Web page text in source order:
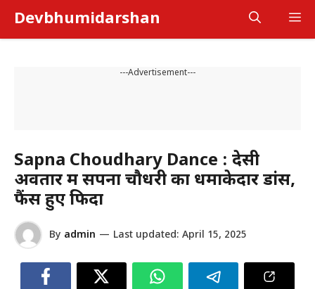
content
Devbhumidarshan
---Advertisement---
Sapna Choudhary Dance : देसी
अवतार में सपना चौधरी का धमाकेदार डांस,
फैंस हुए फिदा
By admin — Last updated: April 15, 2025